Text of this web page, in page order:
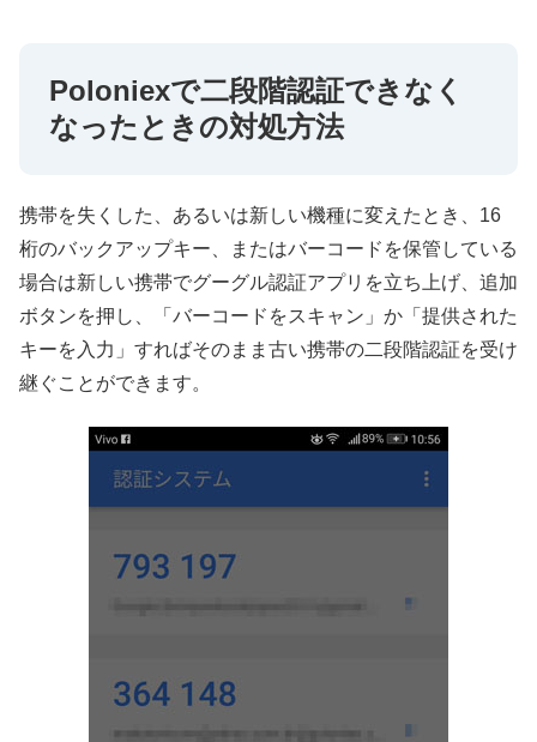
Poloniexで二段階認証できなく
なったときの対処方法
携帯を失くした、あるいは新しい機種に変えたとき、16
桁のバックアップキー、またはバーコードを保管している
場合は新しい携帯でグーグル認証アプリを立ち上げ、追加
ボタンを押し、「バーコードをスキャン」か「提供された
キーを入力」すればそのまま古い携帯の二段階認証を受け
継ぐことができます。